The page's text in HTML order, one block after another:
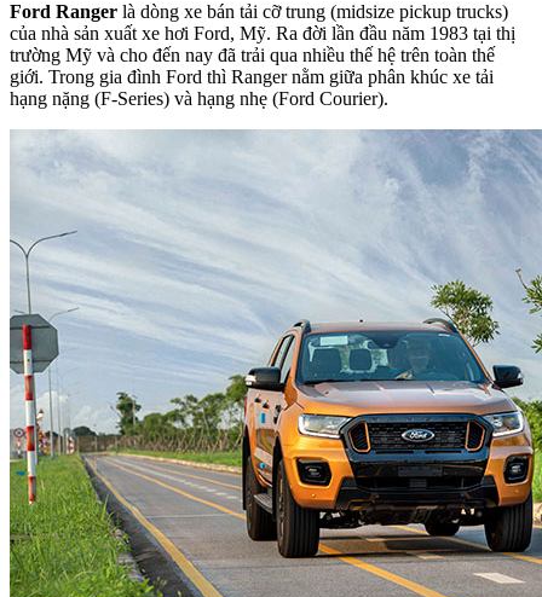
Ford Ranger là dòng xe bán tải cỡ trung (midsize pickup trucks)
của nhà sản xuất xe hơi Ford, Mỹ. Ra đời lần đầu năm 1983 tại thị
trường Mỹ và cho đến nay đã trải qua nhiều thế hệ trên toàn thế
giới. Trong gia đình Ford thì Ranger nằm giữa phân khúc xe tải
hạng nặng (F-Series) và hạng nhẹ (Ford Courier).